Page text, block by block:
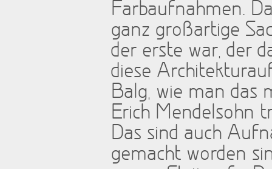
Farbaufnahmen.
ganz großartige
der erste war, der
diese
Balg, wie man das
Erich Mendelsohn
Das sind auch
gemacht worden